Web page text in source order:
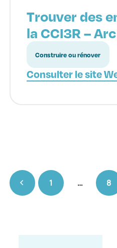
Trouver des
la CCI3R –
Construire ou rénover
Consulter le site
1 … 8